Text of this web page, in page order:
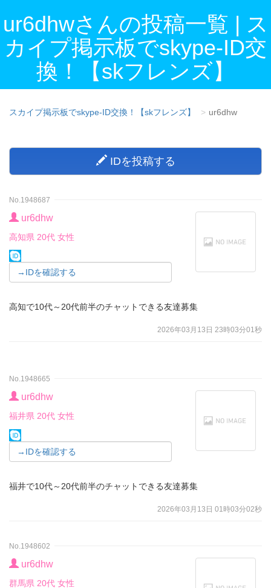
ur6dhwさんの投稿一覧 | ス
カイプ掲示板でskype-ID交
換！【skフレンズ】
スカイプ掲示板でskype-ID交換！【skフレンズ】 ur6dhw
IDを投稿する
No.1948687
ur6dhw
高知県 20代 女性
→IDを確認する
高知で10代～20代前半のチャットできる友達募集
2026年03月13日 23時03分01秒
No.1948665
ur6dhw
福井県 20代 女性
→IDを確認する
福井で10代～20代前半のチャットできる友達募集
2026年03月13日 01時03分02秒
No.1948602
ur6dhw
群馬県 20代 女性